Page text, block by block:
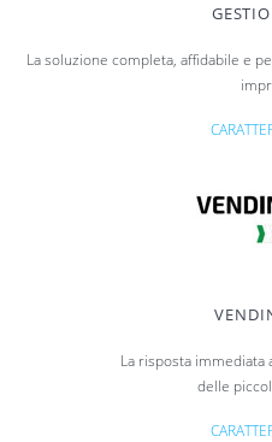
La soluzione completa, affidabile e
La risposta immediata
delle